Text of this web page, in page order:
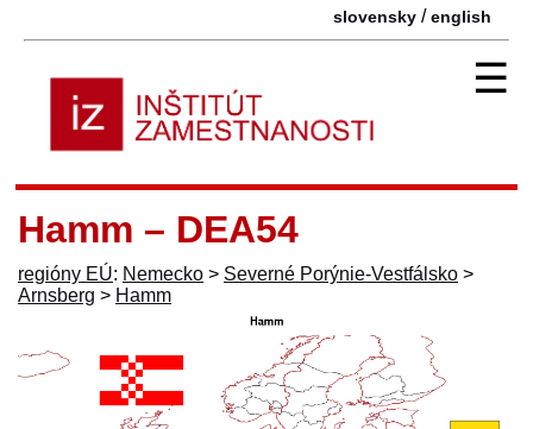
slovensky /english
☰
Hamm – DEA54
regióny EÚ: Nemecko > Severné Porýnie-Vestfálsko >
Arnsberg > Hamm